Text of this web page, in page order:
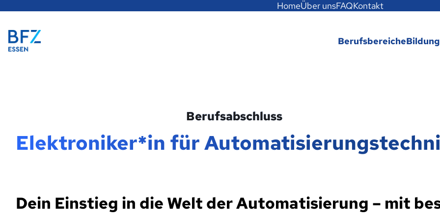
Seite
anspringen
HomeÜber unsFAQKontakt
Zur Startseite Berufsbereiche
Berufsabschluss
Elektroniker*in für
Dein Einstieg in die Welt der Automatisierung – mit